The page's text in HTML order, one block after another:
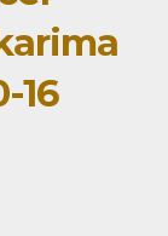
16